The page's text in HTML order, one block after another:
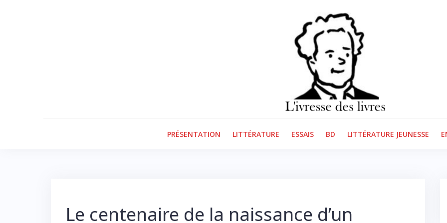
PRÉSENTATION LITTÉRATURE ESSAIS BD LITTÉRATURE JEUNESSE
Le centenaire de la naissance d’un